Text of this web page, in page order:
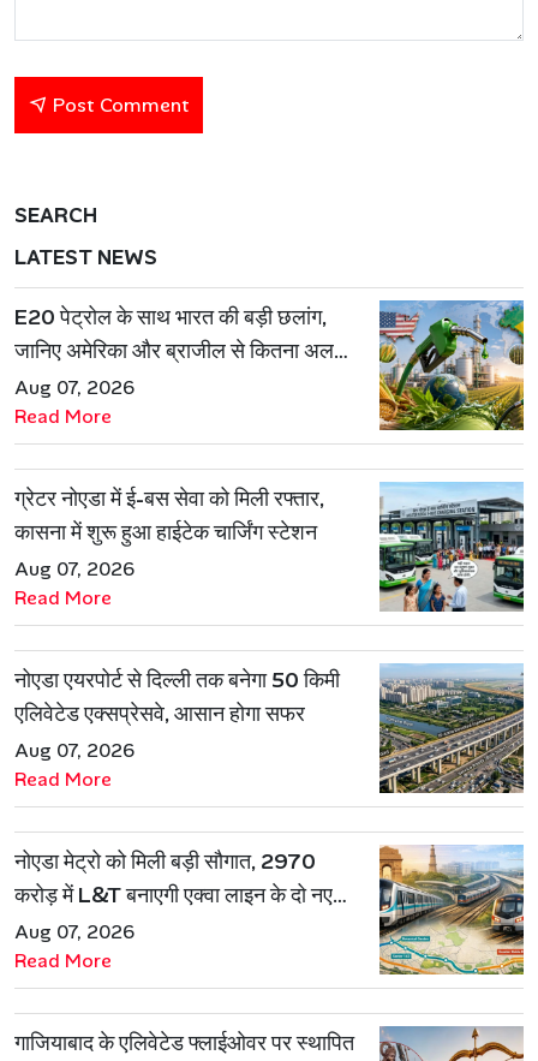
Post Comment
SEARCH
LATEST NEWS
E20 पेट्रोल के साथ भारत की बड़ी छलांग,
जानिए अमेरिका और ब्राजील से कितना अलग
है एथेनॉल मॉडल
Aug 07, 2026
Read More
ग्रेटर नोएडा में ई-बस सेवा को मिली रफ्तार,
कासना में शुरू हुआ हाईटेक चार्जिंग स्टेशन
Aug 07, 2026
Read More
नोएडा एयरपोर्ट से दिल्ली तक बनेगा 50 किमी
एलिवेटेड एक्सप्रेसवे, आसान होगा सफर
Aug 07, 2026
Read More
नोएडा मेट्रो को मिली बड़ी सौगात, 2970
करोड़ में L&T बनाएगी एक्वा लाइन के दो नए
रूट
Aug 07, 2026
Read More
गाजियाबाद के एलिवेटेड फ्लाईओवर पर स्थापित